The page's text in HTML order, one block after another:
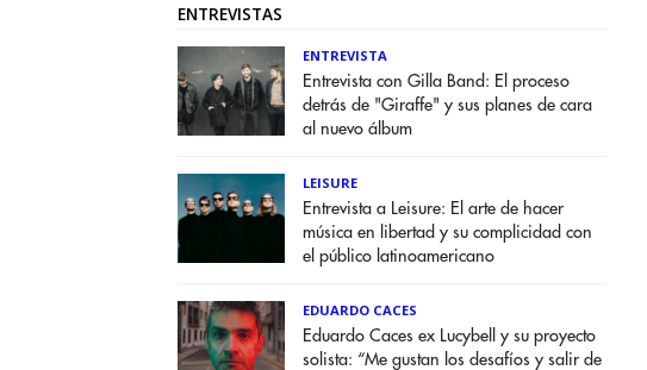
ENTREVISTAS
ENTREVISTA
Entrevista con Gilla Band: El proceso
detrás de "Giraffe" y sus planes de cara
al nuevo álbum
LEISURE
Entrevista a Leisure: El arte de hacer
música en libertad y su complicidad con
el público latinoamericano
EDUARDO CACES
Eduardo Caces ex Lucybell y su proyecto
solista: “Me gustan los desafíos y salir de